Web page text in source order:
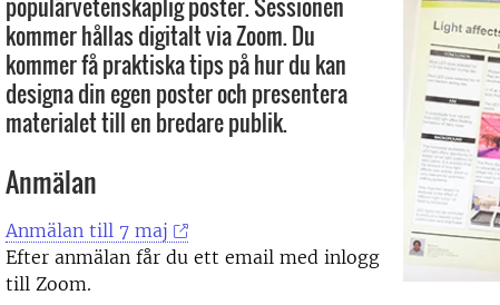
populärvetenskaplig poster. Sessionen
kommer hållas digitalt via Zoom. Du
kommer få praktiska tips på hur du kan
designa din egen poster och presentera
materialet till en bredare publik.
Anmälan
Anmälan till 7 maj
Efter anmälan får du ett email med inlogg
till Zoom.